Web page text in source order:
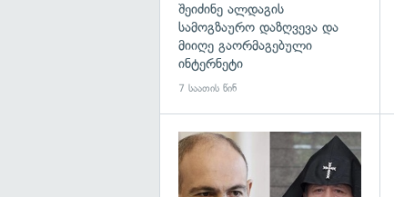
შეიძინე ალდაგის
სამოგზაურო დაზღვევა და
მიიღე გაორმაგებული
ინტერნეტი
7 საათის წინ